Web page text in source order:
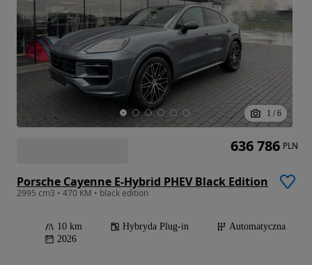
1 / 6
Porsche Cayenne E-Hybrid PHEV Black Edition
2995 cm3 • 470 KM • black edition
10 km Hybryda Plug-in
Automatyczna
2026
636 786 PLN